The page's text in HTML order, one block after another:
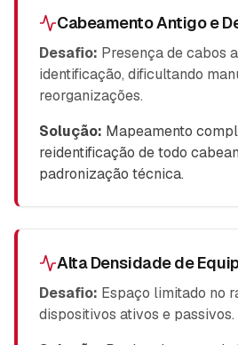
Cabeamento Antigo e
Desafio: Presença de cabos
identificação, dificultando
reorganizações.
Solução: Mapeamento
reidentificação de todo
padronização técnica.
Alta Densidade de
Desafio: Espaço limitado no
dispositivos ativos e passivos.